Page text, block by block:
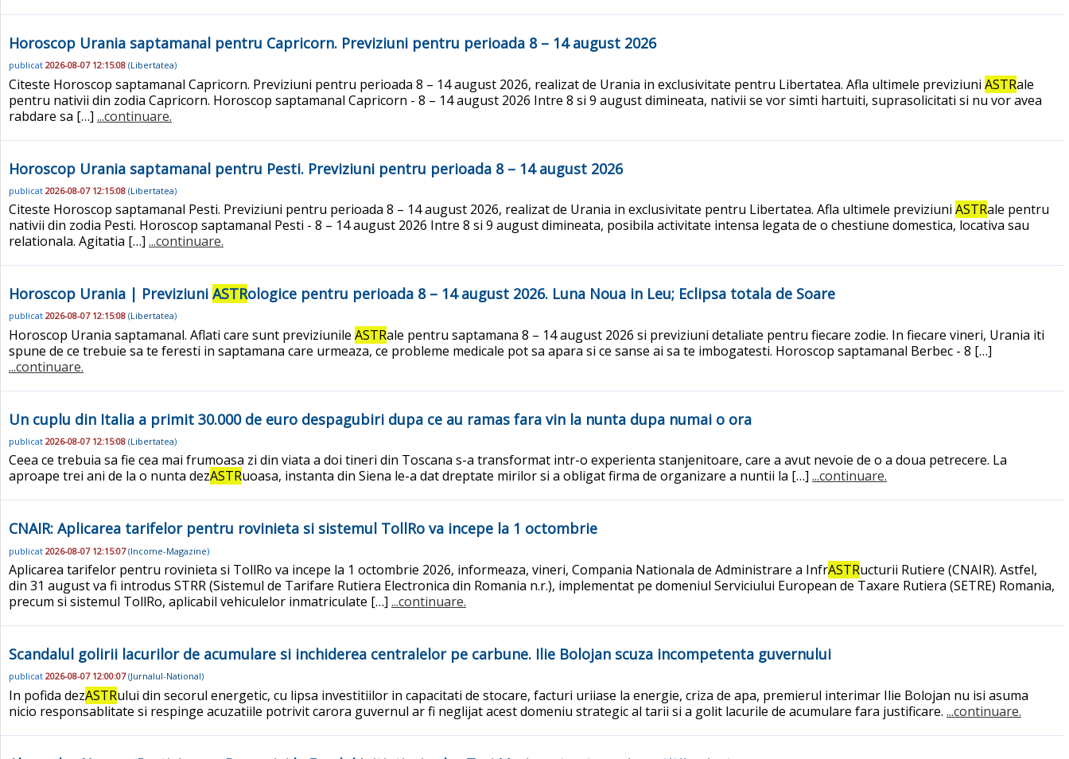
Horoscop Urania saptamanal pentru Capricorn. Previziuni pentru perioada 8 – 14 august 2026
publicat 2026-08-07 12:15:08 (Libertatea)
Citeste Horoscop saptamanal Capricorn. Previziuni pentru perioada 8 – 14 august 2026, realizat de Urania in exclusivitate pentru Libertatea. Afla ultimele previziuni ASTRale
pentru nativii din zodia Capricorn. Horoscop saptamanal Capricorn - 8 – 14 august 2026 Intre 8 si 9 august dimineata, nativii se vor simti hartuiti, suprasolicitati si nu vor avea
rabdare sa […] ...continuare.
Horoscop Urania saptamanal pentru Pesti. Previziuni pentru perioada 8 – 14 august 2026
publicat 2026-08-07 12:15:08 (Libertatea)
Citeste Horoscop saptamanal Pesti. Previziuni pentru perioada 8 – 14 august 2026, realizat de Urania in exclusivitate pentru Libertatea. Afla ultimele previziuni ASTRale pentru
nativii din zodia Pesti. Horoscop saptamanal Pesti - 8 – 14 august 2026 Intre 8 si 9 august dimineata, posibila activitate intensa legata de o chestiune domestica, locativa sau
relationala. Agitatia […] ...continuare.
Horoscop Urania | Previziuni ASTRologice pentru perioada 8 – 14 august 2026. Luna Noua in Leu; Eclipsa totala de Soare
publicat 2026-08-07 12:15:08 (Libertatea)
Horoscop Urania saptamanal. Aflati care sunt previziunile ASTRale pentru saptamana 8 – 14 august 2026 si previziuni detaliate pentru fiecare zodie. In fiecare vineri, Urania iti
spune de ce trebuie sa te feresti in saptamana care urmeaza, ce probleme medicale pot sa apara si ce sanse ai sa te imbogatesti. Horoscop saptamanal Berbec - 8 […]
...continuare.
Un cuplu din Italia a primit 30.000 de euro despagubiri dupa ce au ramas fara vin la nunta dupa numai o ora
publicat 2026-08-07 12:15:08 (Libertatea)
Ceea ce trebuia sa fie cea mai frumoasa zi din viata a doi tineri din Toscana s-a transformat intr-o experienta stanjenitoare, care a avut nevoie de o a doua petrecere. La
aproape trei ani de la o nunta dezASTRuoasa, instanta din Siena le-a dat dreptate mirilor si a obligat firma de organizare a nuntii la […] ...continuare.
CNAIR: Aplicarea tarifelor pentru rovinieta si sistemul TollRo va incepe la 1 octombrie
publicat 2026-08-07 12:15:07(Income-Magazine)
Aplicarea tarifelor pentru rovinieta si TollRo va incepe la 1 octombrie 2026, informeaza, vineri, Compania Nationala de Administrare a InfrASTRucturii Rutiere (CNAIR). Astfel,
din 31 august va fi introdus STRR (Sistemul de Tarifare Rutiera Electronica din Romania n.r.), implementat pe domeniul Serviciului European de Taxare Rutiera (SETRE) Romania,
precum si sistemul TollRo, aplicabil vehiculelor inmatriculate […] ...continuare.
Scandalul golirii lacurilor de acumulare si inchiderea centralelor pe carbune. Ilie Bolojan scuza incompetenta guvernului
publicat 2026-08-07 12:00:07(Jurnalul-National)
In pofida dezASTRului din secorul energetic, cu lipsa investitiilor in capacitati de stocare, facturi uriiase la energie, criza de apa, premierul interimar Ilie Bolojan nu isi asuma
nicio responsablitate si respinge acuzatiile potrivit carora guvernul ar fi neglijat acest domeniu strategic al tarii si a golit lacurile de acumulare fara justificare. ...continuare.